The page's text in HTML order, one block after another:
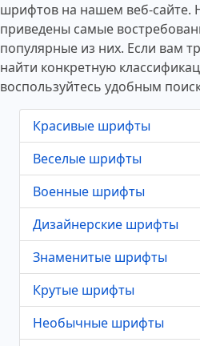
шрифтов на нашем веб-сайте.
приведены самые
популярные из них. Если вам
найти конкретную
воспользуйтесь удобным
Красивые шрифты
Веселые шрифты
Военные шрифты
Дизайнерские шрифты
Знаменитые шрифты
Крутые шрифты
Необычные шрифты